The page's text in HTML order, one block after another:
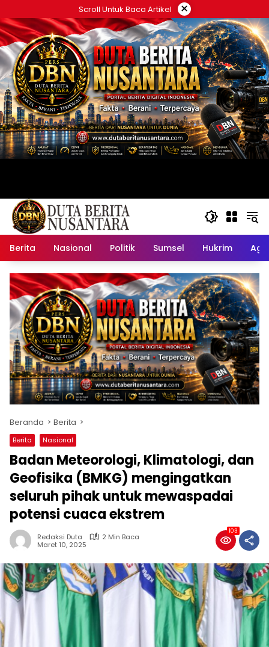
ke
konten
Scroll Untuk Baca Artikel ×
Berita Nasional Politik Sumsel Hukrim
Beranda Berita
Berita Nasional
Badan Meteorologi, Klimatologi, dan
Geofisika (BMKG) mengingatkan
seluruh pihak untuk mewaspadai
potensi cuaca ekstrem
Redaksi Duta
2 Min Baca
Maret 10, 2025
103